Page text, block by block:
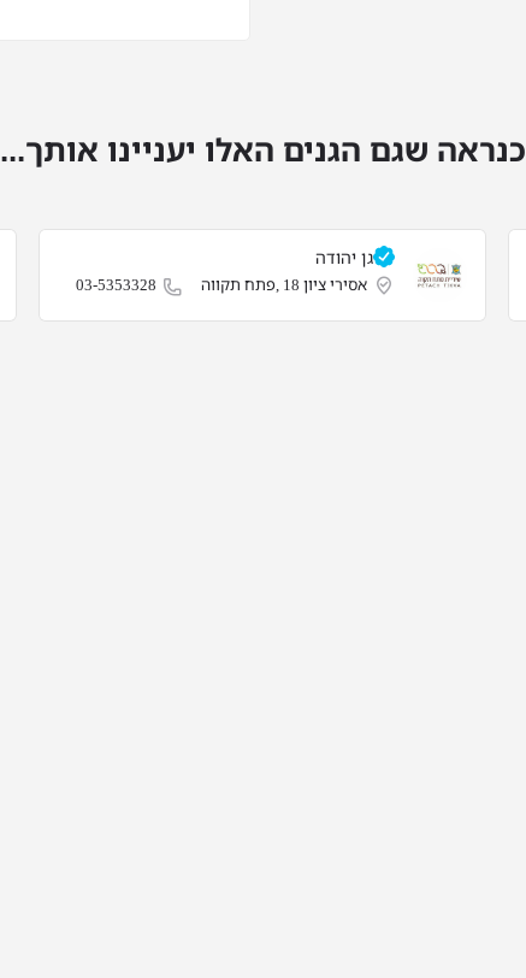
כנראה שגם הגנים האלו יעניינו אותך...
גן יהודה
אסירי ציון 18 ,פתח תקווה 03-5353328